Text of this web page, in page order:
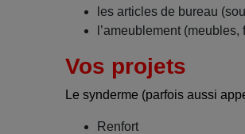
les articles de bureau
l’ameublement
Vos projets
Le synderme (parfois aussi
Renfort